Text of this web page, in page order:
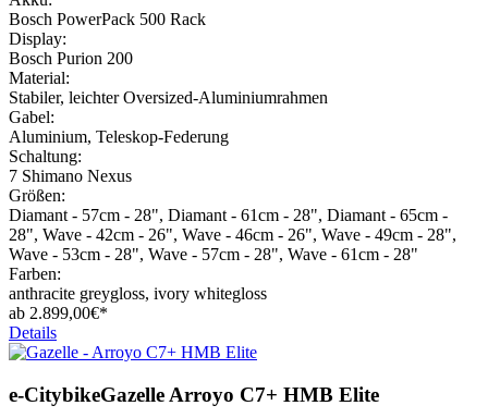
Bosch PowerPack 500 Rack
Display:
Bosch Purion 200
Material:
Stabiler, leichter Oversized-Aluminiumrahmen
Gabel:
Aluminium, Teleskop-Federung
Schaltung:
7 Shimano Nexus
Größen:
Diamant - 57cm - 28", Diamant - 61cm - 28", Diamant - 65cm -
28", Wave - 42cm - 26", Wave - 46cm - 26", Wave - 49cm - 28",
Wave - 53cm - 28", Wave - 57cm - 28", Wave - 61cm - 28"
Farben:
anthracite greygloss, ivory whitegloss
ab 2.899,00€*
Details
e-CitybikeGazelle Arroyo C7+ HMB Elite